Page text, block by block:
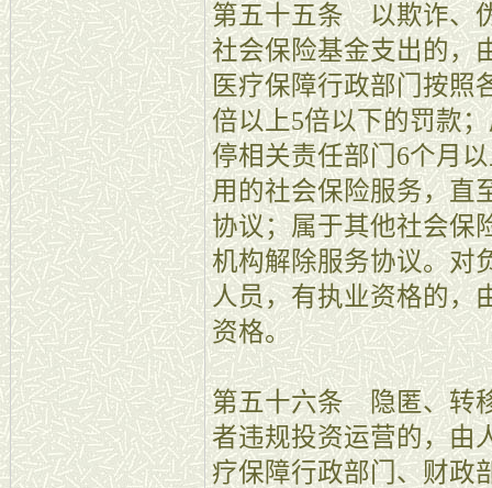
第五十五条 以欺诈、
社会保险基金支出的，
医疗保障行政部门按照
倍以上5倍以下的罚款
停相关责任部门6个月
用的社会保险服务，直
协议；属于其他社会保
机构解除服务协议。对
人员，有执业资格的，
资格。
第五十六条 隐匿、转
者违规投资运营的，由
疗保障行政部门、财政